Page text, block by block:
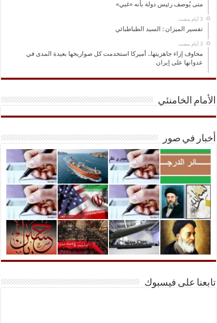
متى يُوصف رئيس دولة بأنه «غبي»
تفسير الميزان : السيد الطباطبائي
مخاوف إزاء جاهزيتها.. أميركا استخدمت كل صواريخها بعيدة المدى في
عدوانها على إيران
الأمام الخامنئي
أخبار في صور
تابعنا على فيسبوك